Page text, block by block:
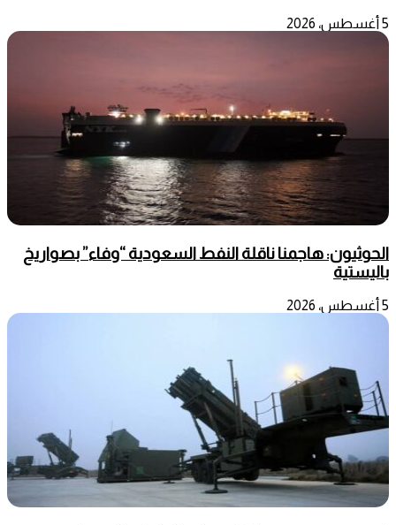
5 أغسطس، 2026
الحوثيون: هاجمنا ناقلة النفط السعودية “وفاء” بصواريخ
باليستية
5 أغسطس، 2026